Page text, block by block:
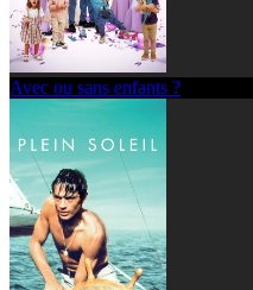
Avec ou sans enfants ?